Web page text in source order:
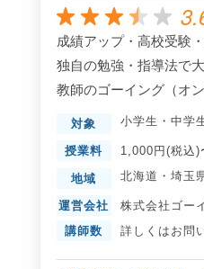
成績アップ・高校受験
独自の勉強・指導法で
教師のゴーイング（オン
対象 小学生 ・ 中学
授業料 1,000円(税込)
地域 北海道 ・ 埼玉
運営会社
株式会社ゴー
講師数
詳しくはお問